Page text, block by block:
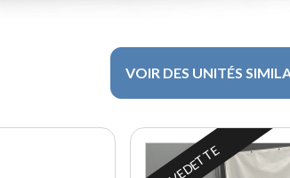
VOIR DES UNITÉS